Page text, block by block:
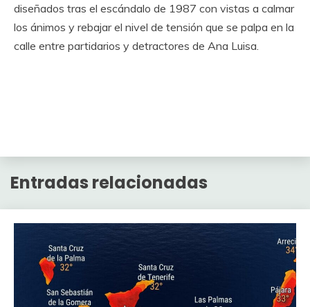
diseñados tras el escándalo de 1987 con vistas a calmar
los ánimos y rebajar el nivel de tensión que se palpa en la
calle entre partidarios y detractores de Ana Luisa.
Entradas relacionadas